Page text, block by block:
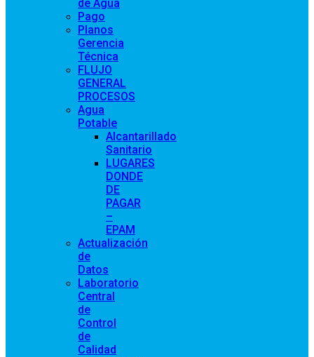
de Agua
Pago
Planos
Gerencia
Técnica
FLUJO
GENERAL
PROCESOS
Agua
Potable
Alcantarillado
Sanitario
LUGARES
DONDE
DE
PAGAR
–
EPAM
Actualización
de
Datos
Laboratorio
Central
de
Control
de
Calidad